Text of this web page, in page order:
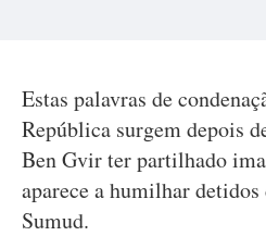
Estas palavras de
República surgem depois
Ben Gvir ter partilhado
aparece a humilhar
Sumud.